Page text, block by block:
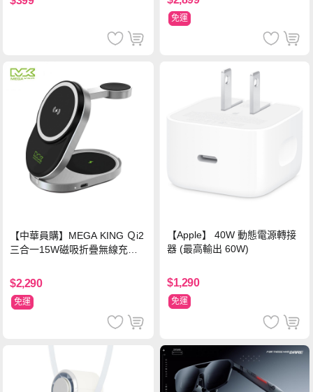
免運
【中華員購】MEGA KING Ｑi2
三合一15W磁吸折疊無線充電
$2,290
免運
【Apple】 40W 動態電源轉接
器 (最高輸出 60W)
$1,290
免運